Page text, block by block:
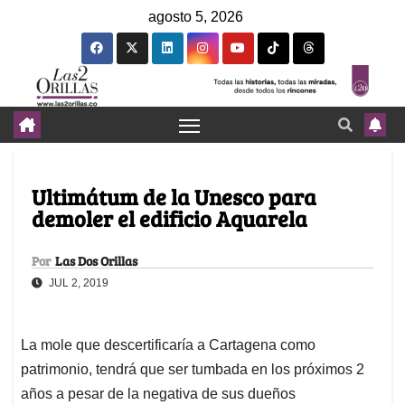
agosto 5, 2026
Ultimátum de la Unesco para
demoler el edificio Aquarela
Por Las Dos Orillas
JUL 2, 2019
La mole que descertificaría a Cartagena como
patrimonio, tendrá que ser tumbada en los próximos 2
años a pesar de la negativa de sus dueños